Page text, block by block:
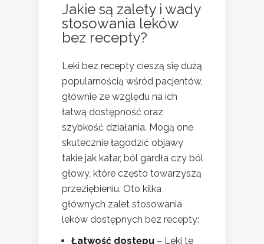
Jakie są zalety i wady
stosowania leków
bez recepty?
Leki bez recepty cieszą się dużą
popularnością wśród pacjentów,
głównie ze względu na ich
łatwą dostępność oraz
szybkość działania. Mogą one
skutecznie łagodzić objawy
takie jak katar, ból gardła czy ból
głowy, które często towarzyszą
przeziębieniu. Oto kilka
głównych zalet stosowania
leków dostępnych bez recepty:
Łatwość dostępu – Leki te